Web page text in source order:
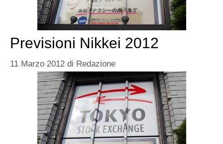
Previsioni Nikkei 2012
11 Marzo 2012 di Redazione